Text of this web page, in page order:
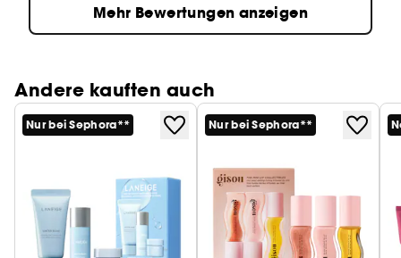
Mehr Bewertungen anzeigen
Andere kauften auch
Nur bei Sephora** Nur bei Sephora**